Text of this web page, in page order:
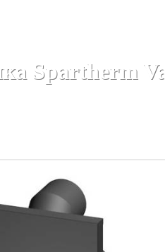
Spartherm